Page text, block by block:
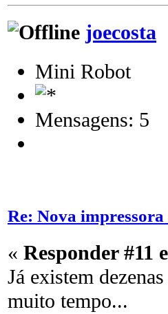
joecosta
Mini Robot
Mensagens: 5
Re: Nova
« Responder #11
Já existem
muito tempo...